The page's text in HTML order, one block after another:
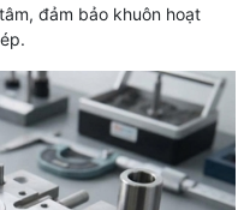
đảm bảo khuôn hoạt